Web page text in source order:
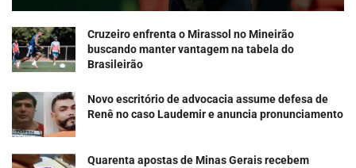
Cruzeiro enfrenta o Mirassol no Mineirão
buscando manter vantagem na tabela do
Brasileirão
Novo escritório de advocacia assume defesa de
Renê no caso Laudemir e anuncia pronunciamento
Quarenta apostas de Minas Gerais recebem